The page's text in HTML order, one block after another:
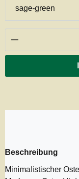
Produkt
Beschreibung
Minimalistischer